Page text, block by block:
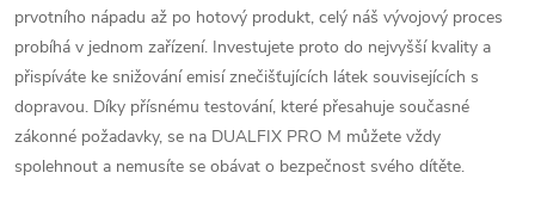
prvotního nápadu až po hotový produkt, celý náš vývojový proces
probíhá v jednom zařízení. Investujete proto do nejvyšší kvality a
přispíváte ke snižování emisí znečišťujících látek souvisejících s
dopravou. Díky přísnému testování, které přesahuje současné
zákonné požadavky, se na DUALFIX PRO M můžete vždy
spolehnout a nemusíte se obávat o bezpečnost svého dítěte.